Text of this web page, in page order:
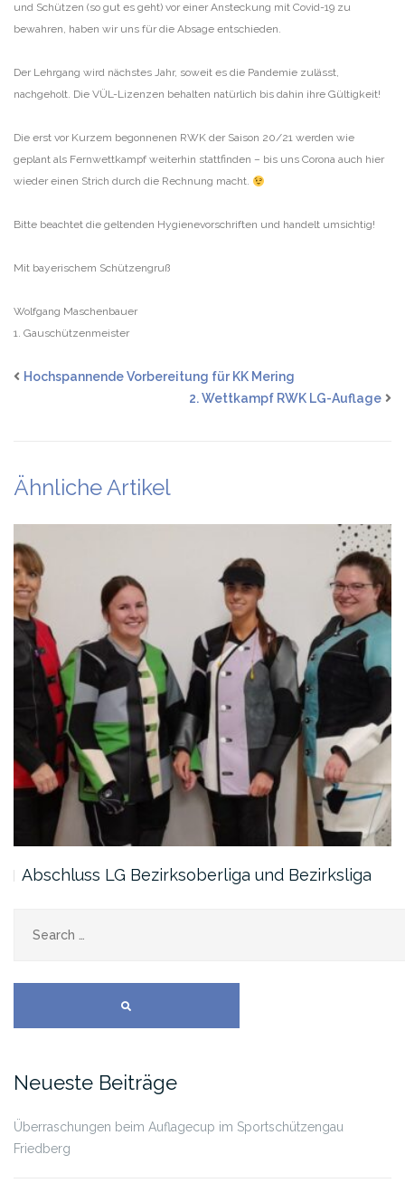
und Schützen (so gut es geht) vor einer Ansteckung mit Covid-19 zu
bewahren, haben wir uns für die Absage entschieden.
Der Lehrgang wird nächstes Jahr, soweit es die Pandemie zulässt,
nachgeholt. Die VÜL-Lizenzen behalten natürlich bis dahin ihre Gültigkeit!
Die erst vor Kurzem begonnenen RWK der Saison 20/21 werden wie
geplant als Fernwettkampf weiterhin stattfinden – bis uns Corona auch hier
wieder einen Strich durch die Rechnung macht.
Bitte beachtet die geltenden Hygienevorschriften und handelt umsichtig!
Mit bayerischem Schützengruß
Wolfgang Maschenbauer
1. Gauschützenmeister
Hochspannende Vorbereitung für KK Mering
2. Wettkampf RWK LG-Auflage
Ähnliche Artikel
Abschluss LG Bezirksoberliga und Bezirksliga
SEARCH
Neueste Beiträge
Überraschungen beim Auflagecup im Sportschützengau
Friedberg